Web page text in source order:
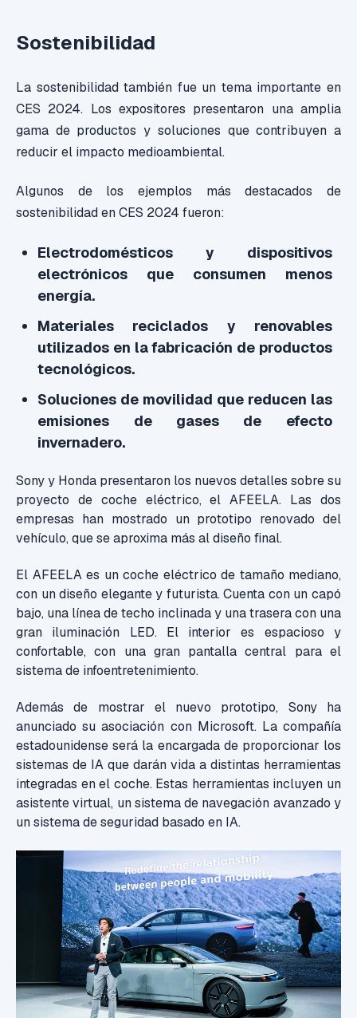
Sostenibilidad
La sostenibilidad también fue un tema importante en
CES 2024. Los expositores presentaron una amplia
gama de productos y soluciones que contribuyen a
reducir el impacto medioambiental.
Algunos de los ejemplos más destacados de
sostenibilidad en CES 2024 fueron:
Electrodomésticos y dispositivos
electrónicos que consumen menos
energía.
Materiales reciclados y renovables
utilizados en la fabricación de productos
tecnológicos.
Soluciones de movilidad que reducen las
emisiones de gases de efecto
invernadero.
Sony y Honda presentaron los nuevos detalles sobre su
proyecto de coche eléctrico, el AFEELA. Las dos
empresas han mostrado un prototipo renovado del
vehículo, que se aproxima más al diseño final.
El AFEELA es un coche eléctrico de tamaño mediano,
con un diseño elegante y futurista. Cuenta con un capó
bajo, una línea de techo inclinada y una trasera con una
gran iluminación LED. El interior es espacioso y
confortable, con una gran pantalla central para el
sistema de infoentretenimiento.
Además de mostrar el nuevo prototipo, Sony ha
anunciado su asociación con Microsoft. La compañía
estadounidense será la encargada de proporcionar los
sistemas de IA que darán vida a distintas herramientas
integradas en el coche. Estas herramientas incluyen un
asistente virtual, un sistema de navegación avanzado y
un sistema de seguridad basado en IA.